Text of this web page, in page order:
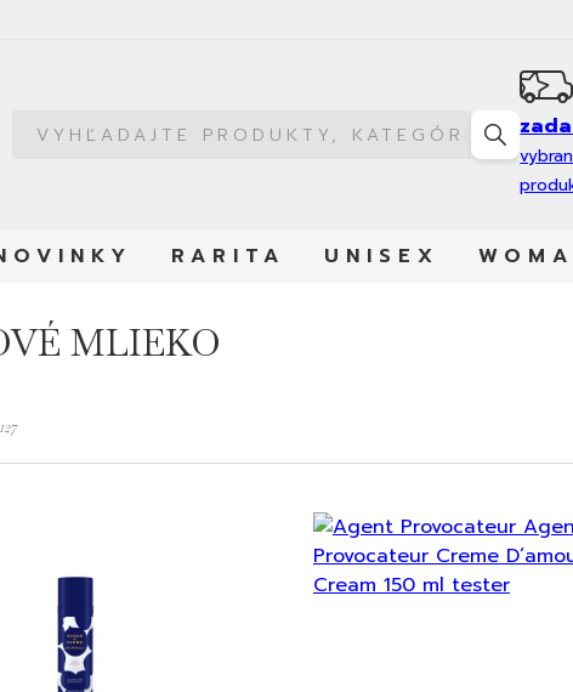
RARITA UNISEX
MLIEKO
127